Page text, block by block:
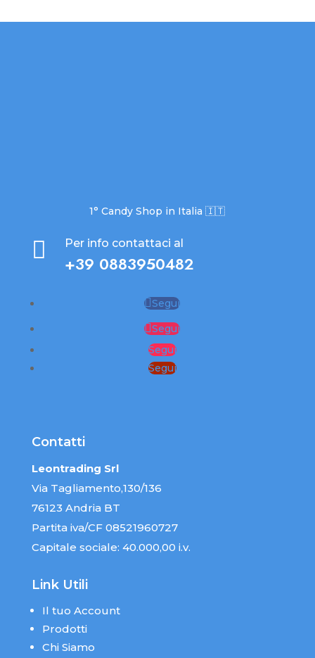
1° Candy Shop in Italia 🇮🇹
 Per info contattaci al
+39 0883950482
Segui
Segui
Segui
Segui
Contatti
Leontrading Srl
Via Tagliamento,130/136
76123 Andria BT
Partita iva/CF 08521960727
Capitale sociale: 40.000,00 i.v.
Link Utili
Il tuo Account
Prodotti
Chi Siamo